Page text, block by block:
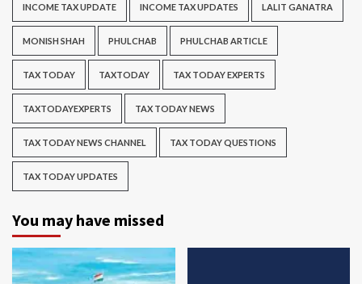
INCOME TAX UPDATE INCOME TAX UPDATES LALIT GANATRA
MONISH SHAH PHULCHAB PHULCHAB ARTICLE
TAX TODAY TAXTODAY TAX TODAY EXPERTS
TAXTODAYEXPERTS TAX TODAY NEWS
TAX TODAY NEWS CHANNEL TAX TODAY QUESTIONS
TAX TODAY UPDATES
You may have missed